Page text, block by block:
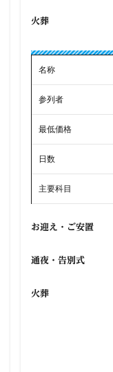
火葬
名称
参列者
最低価格
日数
主要科目
お迎え・ご安置
通夜・告別式
火葬